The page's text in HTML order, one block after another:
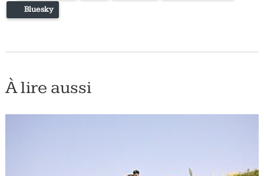
Bluesky
À lire aussi